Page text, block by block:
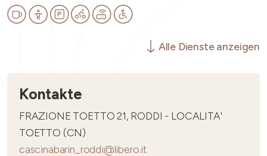
Alle Dienste anzeigen
Kontakte
FRAZIONE TOETTO 21, RODDI - LOCALITA'
TOETTO (CN)
cascinabarin_roddi@libero.it